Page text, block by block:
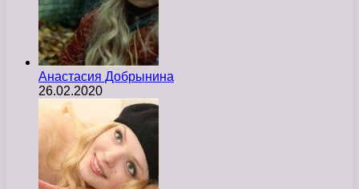
Анастасия Добрынина
26.02.2020